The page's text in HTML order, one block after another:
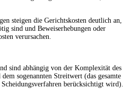
steigen die Gerichtskosten deutlich an,
sind und Beweiserhebungen oder
verursachen.
sind abhängig von der Komplexität des
sogenannten Streitwert (das gesamte
berücksichtigt wird).